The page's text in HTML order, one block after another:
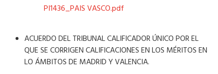
PI1436_PAIS VASCO.pdf
ACUERDO DEL TRIBUNAL CALIFICADOR ÚNICO POR EL
QUE SE CORRIGEN CALIFICACIONES EN LOS MÉRITOS EN
LO ÁMBITOS DE MADRID Y VALENCIA.